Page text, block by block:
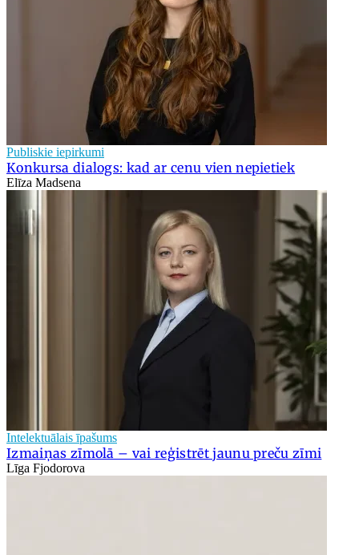
Publiskie iepirkumi
Konkursa dialogs: kad ar cenu vien nepietiek
Elīza Madsena
Intelektuālais īpašums
Izmaiņas zīmolā – vai reģistrēt jaunu preču zīmi
Līga Fjodorova